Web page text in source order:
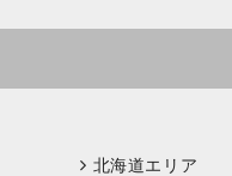
北海道エリア